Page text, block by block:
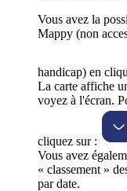
Vous avez la
Mappy (non
handicap) en
La carte affiche
voyez à l'écran.
cliquez sur :
Vous avez
« classement »
par date.